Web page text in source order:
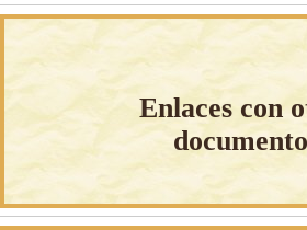
Enlaces con